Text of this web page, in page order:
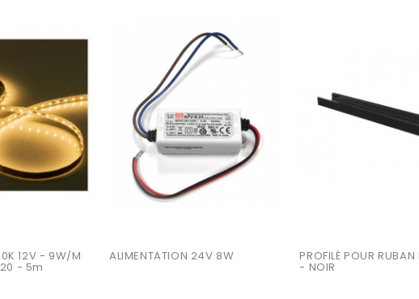
12V - 9W/m
- 5m
ALIMENTATION 24V 8W PROFILÉ POUR
- NOIR